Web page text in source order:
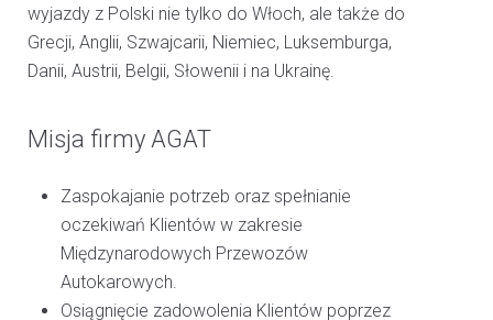
wyjazdy z Polski nie tylko do Włoch, ale także do
Grecji, Anglii, Szwajcarii, Niemiec, Luksemburga,
Danii, Austrii, Belgii, Słowenii i na Ukrainę.
Misja firmy AGAT
Zaspokajanie potrzeb oraz spełnianie
oczekiwań Klientów w zakresie
Międzynarodowych Przewozów
Autokarowych.
Osiągnięcie zadowolenia Klientów poprzez